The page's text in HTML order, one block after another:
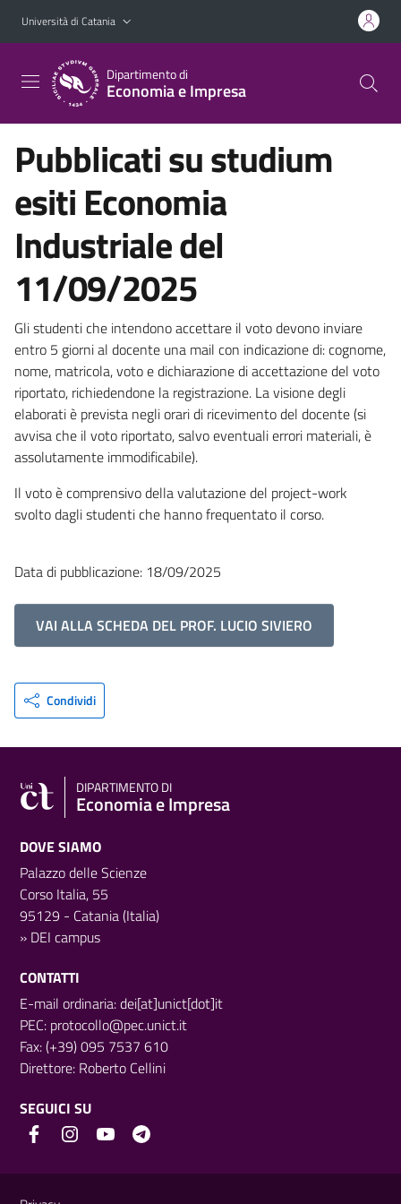
Vai al contenuto principale
Vai al menu di navigazione
Università di Catania
Dipartimento di
Economia e Impresa
Pubblicati su studium
esiti Economia
Industriale del
11/09/2025
Gli studenti che intendono accettare il voto devono inviare
entro 5 giorni al docente una mail con indicazione di: cognome,
nome, matricola, voto e dichiarazione di accettazione del voto
riportato, richiedendone la registrazione. La visione degli
elaborati è prevista negli orari di ricevimento del docente (si
avvisa che il voto riportato, salvo eventuali errori materiali, è
assolutamente immodificabile).
Il voto è comprensivo della valutazione del project-work
svolto dagli studenti che hanno frequentato il corso.
Data di pubblicazione: 18/09/2025
VAI ALLA SCHEDA DEL PROF. LUCIO SIVIERO
Condividi
DIPARTIMENTO DI
Economia e Impresa
DOVE SIAMO
Palazzo delle Scienze
Corso Italia, 55
95129 - Catania (Italia)
» DEI campus
CONTATTI
E-mail ordinaria: dei[at]unict[dot]it
PEC: protocollo@pec.unict.it
Fax: (+39) 095 7537 610
Direttore: Roberto Cellini
SEGUICI SU